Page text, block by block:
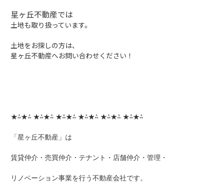
星ヶ丘不動産では
土地も取り扱っています。
土地をお探しの方は、
星ヶ丘不動産へお問い合わせください！
★⁂★⁂ ★⁂★⁂ ★⁂★⁂ ★⁂★⁂ ★⁂★⁂ ★⁂★⁂
「星ヶ丘不動産」は
賃貸仲介・売買仲介・テナント・店舗仲介・管理・
リノベーション事業を行う不動産会社です。